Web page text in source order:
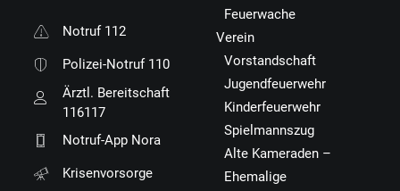
Notruf 112
Polizei-Notruf 110
Ärztl. Bereitschaft
116117
Notruf-App Nora
Krisenvorsorge
Feuerwache
Verein
Vorstandschaft
Jugendfeuerwehr
Kinderfeuerwehr
Spielmannszug
Alte Kameraden –
Ehemalige